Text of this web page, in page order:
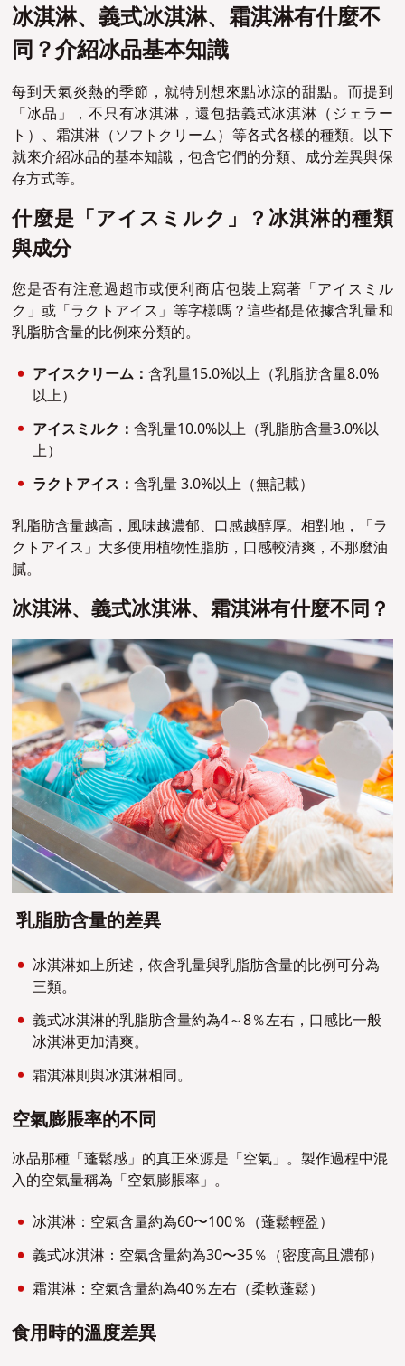
冰淇淋、義式冰淇淋、霜淇淋有什麼不
同？介紹冰品基本知識
每到天氣炎熱的季節，就特別想來點冰涼的甜點。而提到
「冰品」，不只有冰淇淋，還包括義式冰淇淋（ジェラー
ト）、霜淇淋（ソフトクリーム）等各式各樣的種類。以下
就來介紹冰品的基本知識，包含它們的分類、成分差異與保
存方式等。
什麼是「アイスミルク」？冰淇淋的種類
與成分
您是否有注意過超市或便利商店包裝上寫著「アイスミル
ク」或「ラクトアイス」等字樣嗎？這些都是依據含乳量和
乳脂肪含量的比例來分類的。
アイスクリーム： 含乳量15.0%以上（乳脂肪含量8.0%
以上）
アイスミルク： 含乳量10.0%以上（乳脂肪含量3.0%以
上）
ラクトアイス： 含乳量 3.0%以上（無記載）
乳脂肪含量越高，風味越濃郁、口感越醇厚。相對地，「ラ
クトアイス」大多使用植物性脂肪，口感較清爽，不那麼油
膩。
冰淇淋、義式冰淇淋、霜淇淋有什麼不同？
乳脂肪含量的差異
冰淇淋如上所述，依含乳量與乳脂肪含量的比例可分為
三類。
義式冰淇淋的乳脂肪含量約為4～8％左右，口感比一般
冰淇淋更加清爽。
霜淇淋則與冰淇淋相同。
空氣膨脹率的不同
冰品那種「蓬鬆感」的真正來源是「空氣」。製作過程中混
入的空氣量稱為「空氣膨脹率」。
冰淇淋：空氣含量約為60〜100％（蓬鬆輕盈）
義式冰淇淋：空氣含量約為30〜35％（密度高且濃郁）
霜淇淋：空氣含量約為40％左右（柔軟蓬鬆）
食用時的溫度差異